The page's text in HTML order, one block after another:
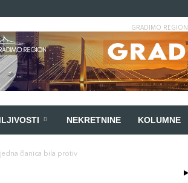
GRADIMO REGION
NEKRETNINE KOLUMNE
članica bila protiv